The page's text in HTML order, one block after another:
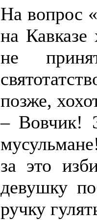
На вопрос
на
не
позже,
– Вовчик!
за это
девушку
ручку